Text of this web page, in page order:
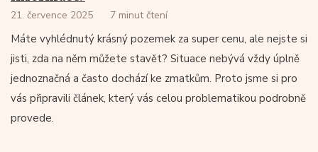
21. července 2025 7 minut čtení
Máte vyhlédnutý krásný pozemek za super cenu, ale nejste si
jisti, zda na něm můžete stavět? Situace nebývá vždy úplně
jednoznačná a často dochází ke zmatkům. Proto jsme si pro
vás připravili článek, který vás celou problematikou podrobně
provede.